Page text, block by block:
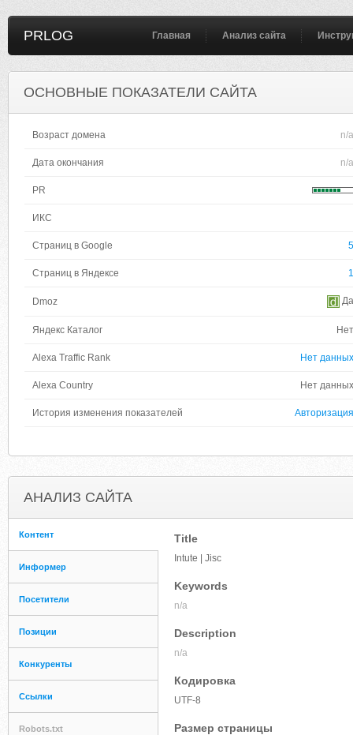
PRLOG Главная Анализ сайта
ОСНОВНЫЕ ПОКАЗАТЕЛИ САЙТА
Возраст домена n/a
Дата окончания n/a
PR
ИКС
Страниц в Google 5
Страниц в Яндексе 1
Dmoz Да
Яндекс Каталог Нет
Alexa Traffic Rank Нет данных
Alexa Country Нет данных
История изменения показателей Авторизация
АНАЛИЗ САЙТА
Контент
Информер
Посетители
Позиции
Конкуренты
Ссылки
Robots.txt
Title
Intute | Jisc
Keywords
n/a
Description
n/a
Кодировка
UTF-8
Размер страницы